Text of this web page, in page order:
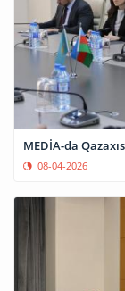
MEDİA-da
08-04-2026